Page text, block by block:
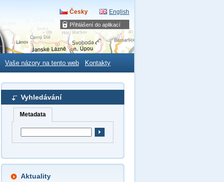
Přihlášení do aplikací
Česky English
Vaše názory na tento web Kontakty
Vyhledávání
Metadata
Aktuality